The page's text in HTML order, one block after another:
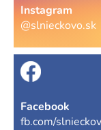
Instagram
@slnieckovo.sk
Facebook
fb.com/